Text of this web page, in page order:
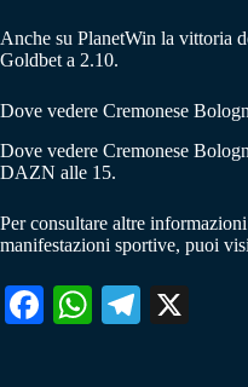
Anche su PlanetWin la vittoria
Goldbet a 2.10.
Dove vedere Cremonese
Dove vedere Cremonese
DAZN alle 15.
Per consultare altre
manifestazioni sportive, puoi
Fa W
Te